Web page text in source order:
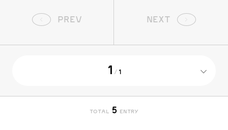
PREV
1 / 1
NEXT
TOTAL 5 ENTRY